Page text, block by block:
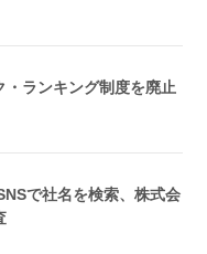
ランキング制度を廃止
で社名を検索、株式会